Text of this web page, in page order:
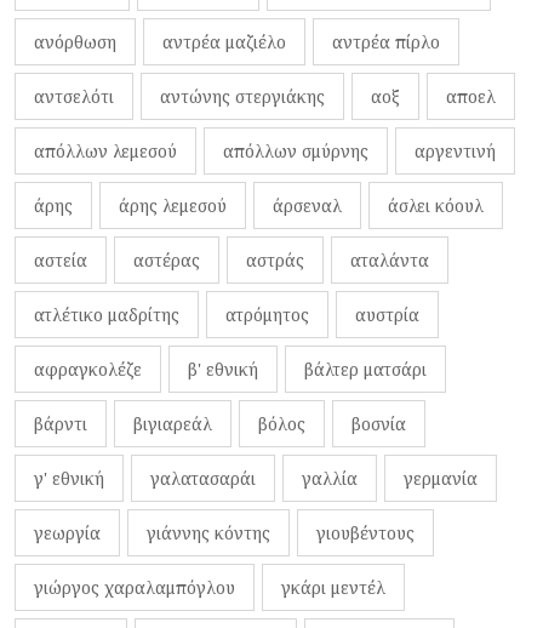
ανόρθωση αντρέα μαζιέλο αντρέα πίρλο
αντσελότι αντώνης στεργιάκης αοξ αποελ
απόλλων λεμεσού απόλλων σμύρνης αργεντινή
άρης άρης λεμεσού άρσεναλ άσλει κόουλ
αστεία αστέρας αστράς αταλάντα
ατλέτικο μαδρίτης ατρόμητος αυστρία
αφραγκολέζε β' εθνική βάλτερ ματσάρι
βάρντι βιγιαρεάλ βόλος βοσνία
γ' εθνική γαλατασαράι γαλλία γερμανία
γεωργία γιάννης κόντης γιουβέντους
γιώργος χαραλαμπόγλου γκάρι μεντέλ